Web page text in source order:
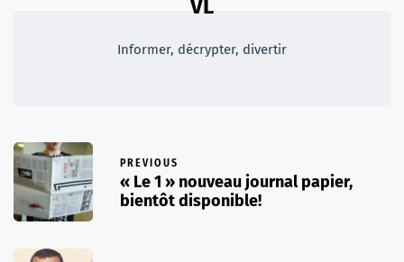
VL
Informer, décrypter, divertir
PREVIOUS
« Le 1 » nouveau journal papier,
bientôt disponible!